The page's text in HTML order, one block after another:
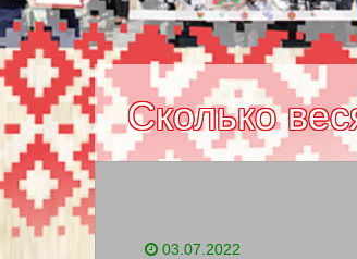
Сколько
03.07.2022